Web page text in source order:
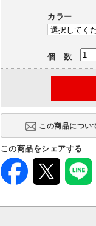
カラー
個 数
この商品をシェアする